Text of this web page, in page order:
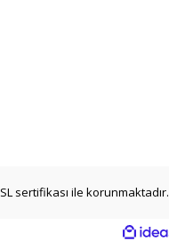
sertifikası ile korunmaktadır.